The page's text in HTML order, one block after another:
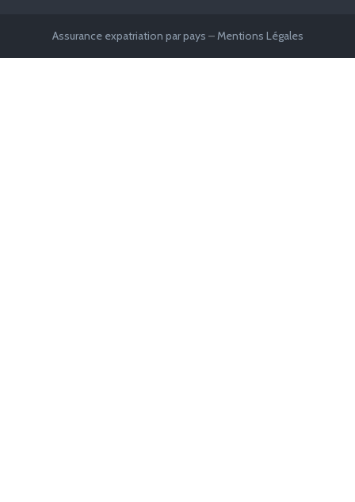
Assurance expatriation par pays –Mentions Légales